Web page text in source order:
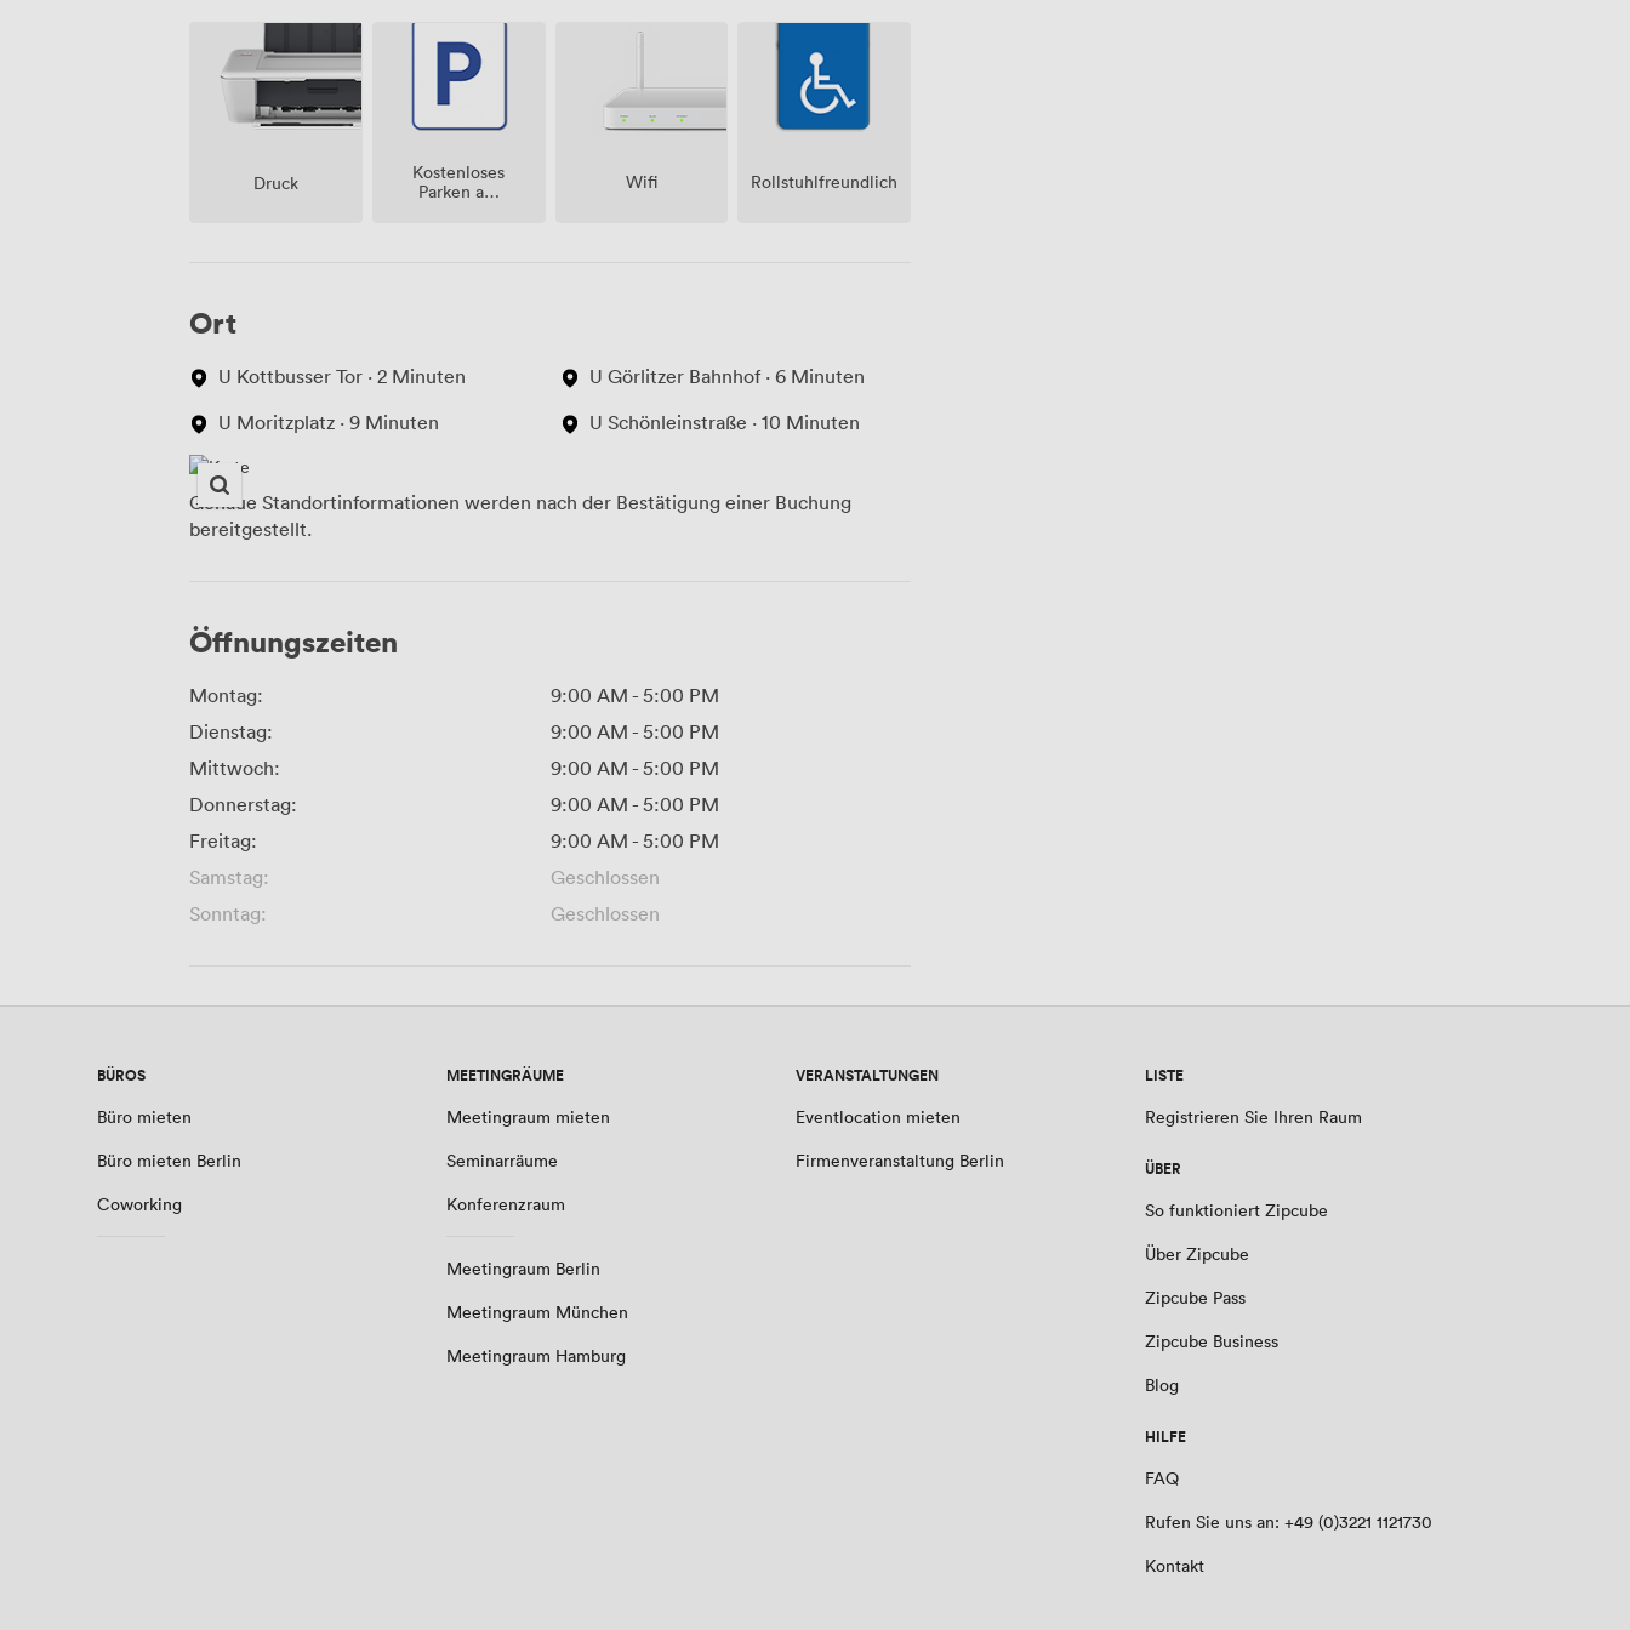
Druck
Kostenloses
Parken auf
Wifi Rollstuhlfreundlich
Ort
U Kottbusser Tor · 2 Minuten
U Moritzplatz · 9 Minuten
U Görlitzer Bahnhof · 6 Minuten
U Schönleinstraße · 10 Minuten
Genaue Standortinformationen werden nach der Bestätigung einer Buchung
bereitgestellt.
Öffnungszeiten
Montag: 9:00 AM - 5:00 PM
Dienstag:
9:00 AM - 5:00 PM
Mittwoch:
9:00 AM - 5:00 PM
Donnerstag:
9:00 AM - 5:00 PM
Freitag:
9:00 AM - 5:00 PM
Samstag:
Geschlossen
Sonntag:
Geschlossen
BÜROS
Büro mieten
Büro mieten Berlin
Coworking
MEETINGRÄUME
Meetingraum mieten
Seminarräume
Konferenzraum
Meetingraum Berlin
Meetingraum München
Meetingraum Hamburg
VERANSTALTUNGEN
Eventlocation mieten
Firmenveranstaltung Berlin
LISTE
Registrieren Sie Ihren Raum
ÜBER
So funktioniert Zipcube
Über Zipcube
Zipcube Pass
Zipcube Business
Blog
HILFE
FAQ
Rufen Sie uns an: +49 (0)3221 1121730
Kontakt